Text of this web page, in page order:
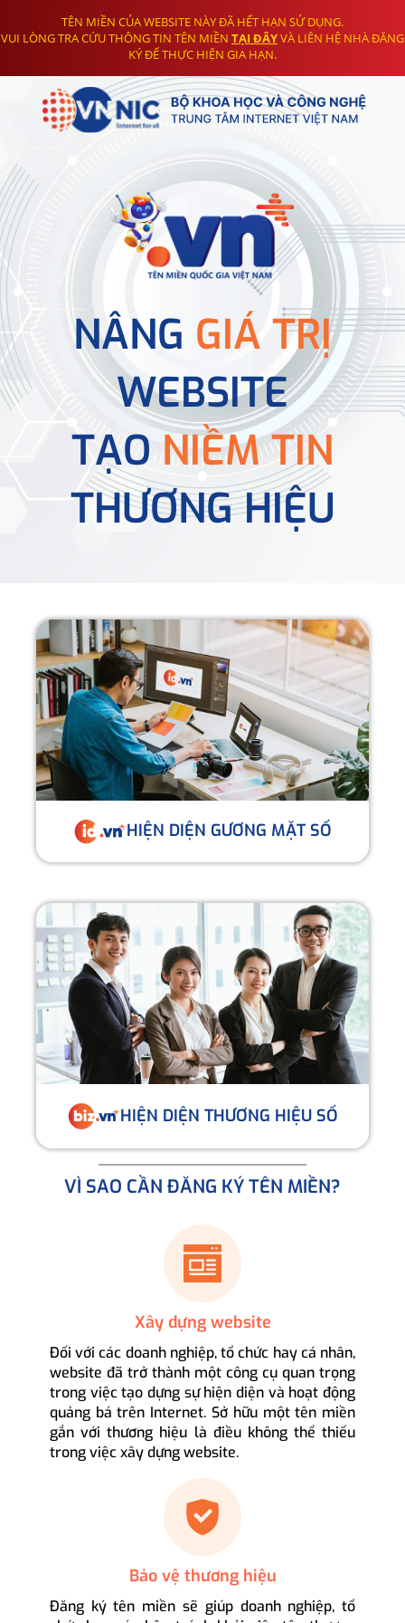
TÊN MIỀN CỦA WEBSITE NÀY ĐÃ HẾT HẠN SỬ DỤNG.
VUI LÒNG TRA CỨU THÔNG TIN TÊN MIỀN TẠI ĐÂYVÀ LIÊN HỆ NHÀ ĐĂNG
KÝ ĐỂ THỰC HIỆN GIA HẠN.
NÂNG GIÁ TRỊ
WEBSITE
TẠONIỀM TIN
THƯƠNG HIỆU
HIỆN DIỆN GƯƠNG MẶT SỐ
HIỆN DIỆN THƯƠNG HIỆU SỐ
VÌ SAO CẦN ĐĂNG KÝ TÊN MIỀN?
Xây dựng website
Đối với các doanh nghiệp, tổ chức hay cá nhân,
website đã trở thành một công cụ quan trọng
trong việc tạo dựng sự hiện diện và hoạt động
quảng bá trên Internet. Sở hữu một tên miền
gắn với thương hiệu là điều không thể thiếu
trong việc xây dựng website.
Bảo vệ thương hiệu
Đăng ký tên miền sẽ giúp doanh nghiệp, tổ